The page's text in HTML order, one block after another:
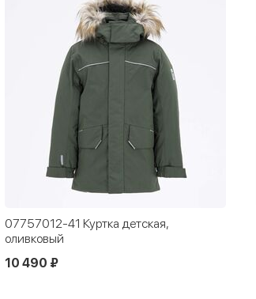
07757012-41 Куртка детская,
оливковый
10 490 ₽